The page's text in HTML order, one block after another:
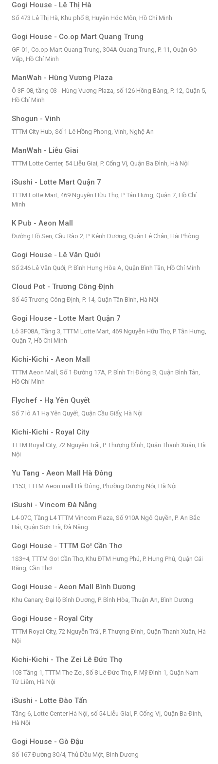
Gogi House - Lê Thị Hà
Số 473 Lê Thị Hà, Khu phố 8, Huyện Hóc Môn, Hồ Chí Minh
Gogi House - Co.op Mart Quang Trung
GF-01, Co.op Mart Quang Trung, 304A Quang Trung, P. 11, Quận Gò
Vấp, Hồ Chí Minh
ManWah - Hùng Vương Plaza
Ô 3F-08, tầng 03 - Hùng Vương Plaza, số 126 Hồng Bàng, P. 12, Quận 5,
Hồ Chí Minh
Shogun - Vinh
TTTM City Hub, Số 1 Lê Hồng Phong, Vinh, Nghệ An
ManWah - Liễu Giai
TTTM Lotte Center, 54 Liễu Giai, P. Cống Vị, Quận Ba Đình, Hà Nội
iSushi - Lotte Mart Quận 7
TTTM Lotte Mart, 469 Nguyễn Hữu Thọ, P. Tân Hưng, Quận 7, Hồ Chí
Minh
K Pub - Aeon Mall
Đường Hồ Sen, Cầu Rào 2, P. Kênh Dương, Quận Lê Chân, Hải Phòng
Gogi House - Lê Văn Quới
Số 246 Lê Văn Quới, P. Bình Hưng Hòa A, Quận Bình Tân, Hồ Chí Minh
Cloud Pot - Trương Công Định
Số 45 Trương Công Định, P. 14, Quận Tân Bình, Hà Nội
Gogi House - Lotte Mart Quận 7
Lô 3F08A, Tầng 3, TTTM Lotte Mart, 469 Nguyễn Hữu Thọ, P. Tân Hưng,
Quận 7, Hồ Chí Minh
Kichi-Kichi - Aeon Mall
TTTM Aeon Mall, Số 1 Đường 17A, P. Bình Trị Đông B, Quận Bình Tân,
Hồ Chí Minh
Flychef - Hạ Yên Quyết
Số 7 lô A1 Hạ Yên Quyết, Quận Cầu Giấy, Hà Nội
Kichi-Kichi - Royal City
TTTM Royal City, 72 Nguyễn Trãi, P. Thượng Đình, Quận Thanh Xuân, Hà
Nội
Yu Tang - Aeon Mall Hà Đông
T153, TTTM Aeon mall Hà Đông, Phường Dương Nội, Hà Nội
iSushi - Vincom Đà Nẵng
L4-07C, Tầng L4 TTTM Vincom Plaza, Số 910A Ngô Quyền, P. An Bắc
Hải, Quận Sơn Trà, Đà Nẵng
Gogi House - TTTM Go! Cần Thơ
1S3+4, TTTM Go! Cần Thơ, Khu ĐTM Hưng Phú, P. Hưng Phú, Quận Cái
Răng, Cần Thơ
Gogi House - Aeon Mall Bình Dương
Khu Canary, Đại lộ Bình Dương, P. Bình Hòa, Thuận An, Bình Dương
Gogi House - Royal City
TTTM Royal City, 72 Nguyễn Trãi, P. Thượng Đình, Quận Thanh Xuân, Hà
Nội
Kichi-Kichi - The Zei Lê Đức Thọ
103 Tầng 1, TTTM The Zei, Số 8 Lê Đức Thọ, P. Mỹ Đình 1, Quận Nam
Từ Liêm, Hà Nội
iSushi - Lotte Đào Tấn
Tầng 6, Lotte Center Hà Nội, số 54 Liễu Giai, P. Cống Vị, Quận Ba Đình,
Hà Nội
Gogi House - Gò Đậu
Số 167 Đường 30/4, Thủ Dầu Một, Bình Dương